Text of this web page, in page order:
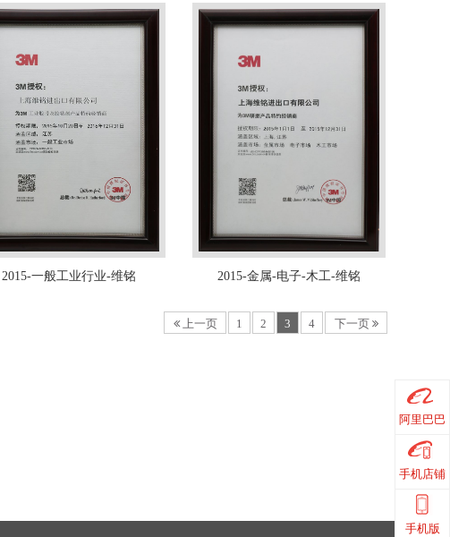
2015-一般工业行业-维铭 2015-金属-电子-木工-维铭
上一页 1 2 3 4 下一页
阿里巴巴
手机店铺
手机版